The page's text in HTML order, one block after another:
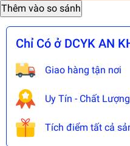
Chỉ Có ở DCYK AN
Giao hàng tận nơi
Uy Tín - Chất
Tích điểm tất cả